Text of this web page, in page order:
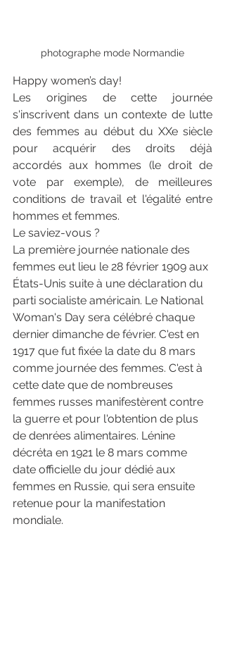
photographe mode Normandie
Happy women’s day!
Les origines de cette journée
s'inscrivent dans un contexte de lutte
des femmes au début du XXe siècle
pour acquérir des droits déjà
accordés aux hommes (le droit de
vote par exemple), de meilleures
conditions de travail et l'égalité entre
hommes et femmes.
Le saviez-vous ?
La première journée nationale des
femmes eut lieu le 28 février 1909 aux
États-Unis suite à une déclaration du
parti socialiste américain. Le National
Woman's Day sera célébré chaque
dernier dimanche de février. C'est en
1917 que fut fixée la date du 8 mars
comme journée des femmes. C'est à
cette date que de nombreuses
femmes russes manifestèrent contre
la guerre et pour l'obtention de plus
de denrées alimentaires. Lénine
décréta en 1921 le 8 mars comme
date officielle du jour dédié aux
femmes en Russie, qui sera ensuite
retenue pour la manifestation
mondiale.